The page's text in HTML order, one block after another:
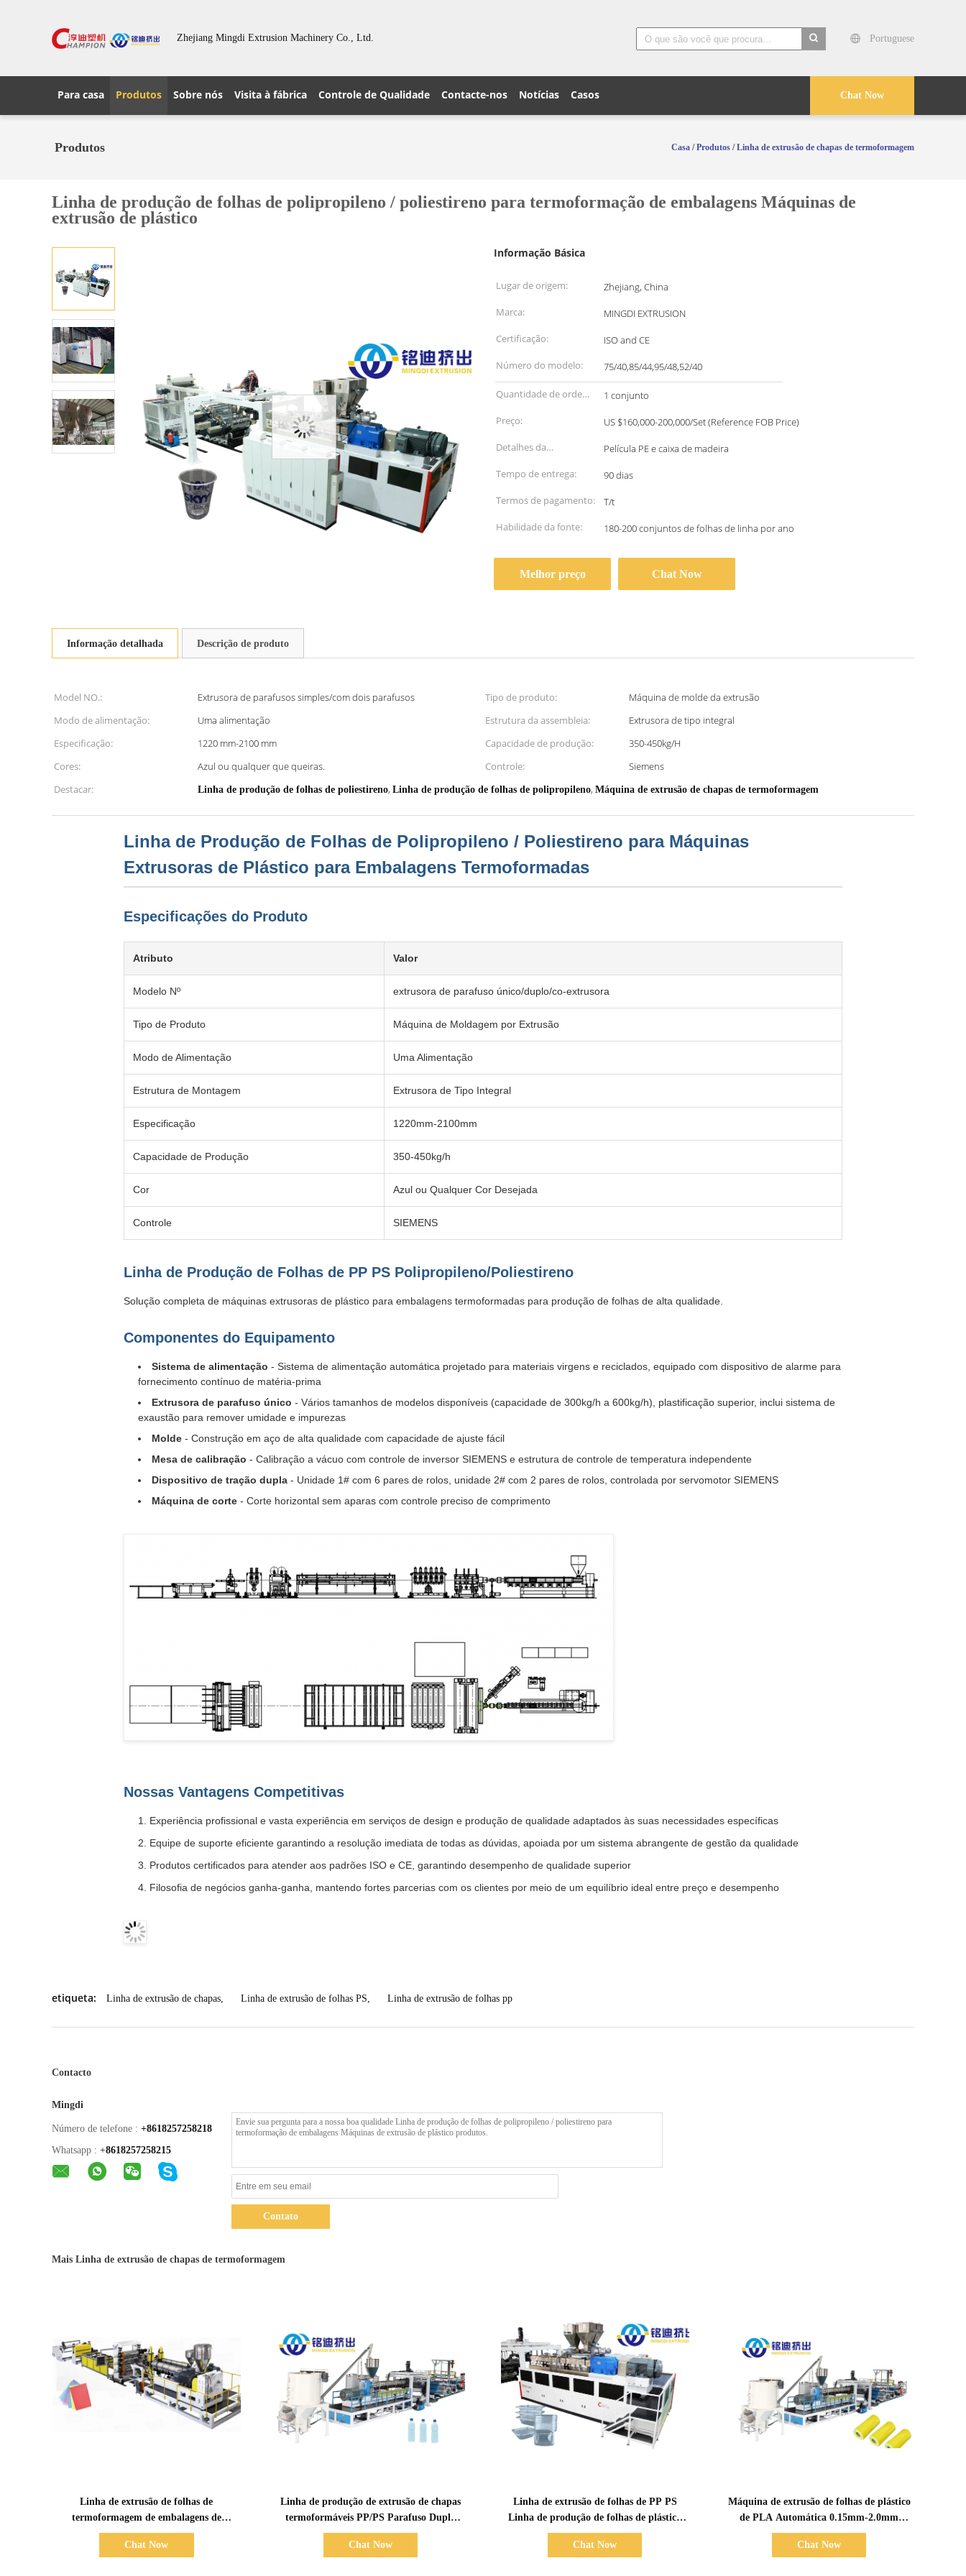
Zhejiang Mingdi Extrusion Machinery Co., Ltd.
Portuguese
Chat Now
Para casa Produtos Sobre nós Visita à fábrica Controle de Qualidade Contacte-nos Notícias Casos
Produtos Casa /Produtos /Linha de extrusão de chapas de termoformagem
Linha de produção de folhas de polipropileno / poliestireno para termoformação de embalagens Máquinas de
extrusão de plástico
Informação Básica
Lugar de origem:
Zhejiang, China
Marca:
MINGDI EXTRUSION
Certificação:
ISO and CE
Número do modelo:
75/40,85/44,95/48,52/40
Quantidade de ordem
mínima:
1 conjunto
Preço:
US $160,000-200,000/Set (Reference FOB Price)
Detalhes da
embalagem:
Película PE e caixa de madeira
Tempo de entrega:
90 dias
Termos de pagamento:
T/t
Habilidade da fonte:
180-200 conjuntos de folhas de linha por ano
Melhor preço Chat Now
Informação detalhada Descrição de produto
Model NO.: Extrusora de parafusos simples/com dois parafusos Tipo de produto:
Máquina de molde da extrusão
Modo de alimentação:
Uma alimentação Estrutura da assembleia:
Extrusora de tipo integral
Especificação:
1220 mm-2100 mm Capacidade de produção:
350-450kg/H
Cores:
Azul ou qualquer que queiras. Controle:
Siemens
Destacar:
Linha de produção de folhas de poliestireno, Linha de produção de folhas de polipropileno, Máquina de extrusão de chapas de termoformagem
Linha de Produção de Folhas de Polipropileno / Poliestireno para Máquinas
Extrusoras de Plástico para Embalagens Termoformadas
Especificações do Produto
Atributo Valor
Modelo Nº extrusora de parafuso único/duplo/co-extrusora
Tipo de Produto Máquina de Moldagem por Extrusão
Modo de Alimentação Uma Alimentação
Estrutura de Montagem Extrusora de Tipo Integral
Especificação 1220mm-2100mm
Capacidade de Produção 350-450kg/h
Cor Azul ou Qualquer Cor Desejada
Controle SIEMENS
Linha de Produção de Folhas de PP PS Polipropileno/Poliestireno
Solução completa de máquinas extrusoras de plástico para embalagens termoformadas para produção de folhas de alta qualidade.
Componentes do Equipamento
Sistema de alimentação - Sistema de alimentação automática projetado para materiais virgens e reciclados, equipado com dispositivo de alarme para
fornecimento contínuo de matéria-prima
Extrusora de parafuso único - Vários tamanhos de modelos disponíveis (capacidade de 300kg/h a 600kg/h), plastificação superior, inclui sistema de
exaustão para remover umidade e impurezas
Molde - Construção em aço de alta qualidade com capacidade de ajuste fácil
Mesa de calibração - Calibração a vácuo com controle de inversor SIEMENS e estrutura de controle de temperatura independente
Dispositivo de tração dupla - Unidade 1# com 6 pares de rolos, unidade 2# com 2 pares de rolos, controlada por servomotor SIEMENS
Máquina de corte - Corte horizontal sem aparas com controle preciso de comprimento
Nossas Vantagens Competitivas
Experiência profissional e vasta experiência em serviços de design e produção de qualidade adaptados às suas necessidades específicas
Equipe de suporte eficiente garantindo a resolução imediata de todas as dúvidas, apoiada por um sistema abrangente de gestão da qualidade
Produtos certificados para atender aos padrões ISO e CE, garantindo desempenho de qualidade superior
Filosofia de negócios ganha-ganha, mantendo fortes parcerias com os clientes por meio de um equilíbrio ideal entre preço e desempenho
etiqueta: Linha de extrusão de chapas, Linha de extrusão de folhas PS, Linha de extrusão de folhas pp
Contacto
Mingdi
Número de telefone : +8618257258218
Whatsapp : +8618257258215
Contato
Mais Linha de extrusão de chapas de termoformagem
Linha de extrusão de folhas de
termoformagem de embalagens de
alimentos PP PS 350-1500 kg/h
Capacidade
Chat Now
Linha de produção de extrusão de chapas
termoformáveis PP/PS Parafuso Duplo
1220mm-2100mm
Chat Now
Linha de extrusão de folhas de PP PS
Linha de produção de folhas de plástico
ABS HIPS 350-1500 kg/h
Chat Now
Máquina de extrusão de folhas de plástico
de PLA Automática 0.15mm-2.0mm
Espessura Controle PLC
Chat Now